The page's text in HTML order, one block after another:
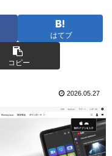
はてブ
コピー
2026.05.27